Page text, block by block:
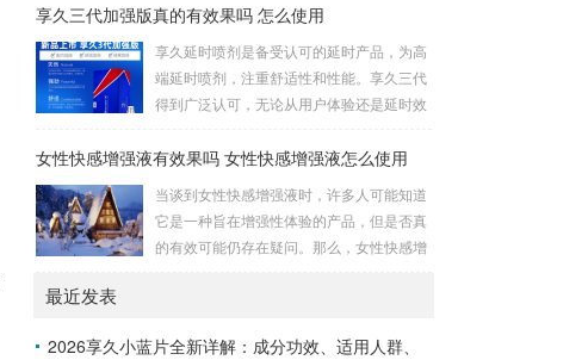
具在使用时需要注意安全和卫生，尤其是涉
及到身体部位的刺激和捆绑时，要注意血...
之道。我对这款产品的真实感受是非常积极
了显著的帮助。首先，我要强调的是这个产
品的使用非常简单。只需将享久3代加强版
喷剂喷洒在阳具上，然后轻轻按摩，稍等片
我来说非常重要，因为它不需要繁琐的准备
或额外的设备，而是一个方便且离不开家的
解决方案。当我第一次使用...
享久三代加强版真的有效果吗 怎么使用
享久延时喷剂是备受认可的延时产品，为高
端延时喷剂，注重舒适性和性能。享久三代
得到广泛认可，无论从用户体验还是延时效
理解析享久三代的成分包括红高颗、丁香、
参、秦椒、乙醇等。这些成分不仅减少敏感
度以延长时间，还添加了提升快感的成分，
实现延时效果的同时保留性生活的乐趣。产
效，30分钟至7小时内效果最佳，15小时内
女性快感增强液有效果吗 女性快感增强液怎么使用
当谈到女性快感增强液时，许多人可能知道
它是一种旨在增强性体验的产品，但是否真
的有效可能仍存在疑问。那么，女性快感增
液是一种针对女性的产品，据称可以增强性
最近发表
2026享久小蓝片全新详解：成分功效、适用人群、